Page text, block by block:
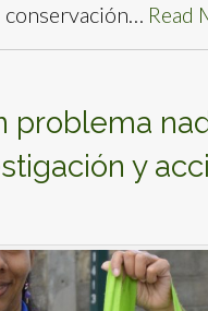
conservación… Read
problema
y